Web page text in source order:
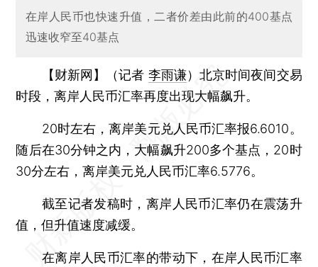
在岸人民币也快速升值，二者价差由此前的400基点
迅速收窄至40基点
【财新网】（记者 李雨谦） 北京时间夜间交易
时段，离岸人民币汇率再度出现大幅飙升。
20时左右，离岸美元兑人民币汇率报6.6010。
随后在30分钟之内，大幅飙升200多个基点，20时
30分左右，离岸美元兑人民币汇率6.5776。
截至记者发稿时，离岸人民币汇率仍在震荡升
值，但升值速度减缓。
在离岸人民币汇率的带动下，在岸人民币汇率